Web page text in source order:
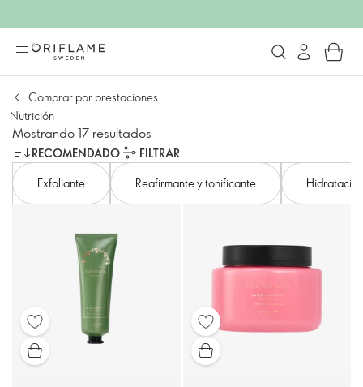
Comprar por prestaciones
Nutrición
Mostrando 17 resultados
RECOMENDADO
FILTRAR
Exfoliante
Reafirmante y tonificante Hidratación